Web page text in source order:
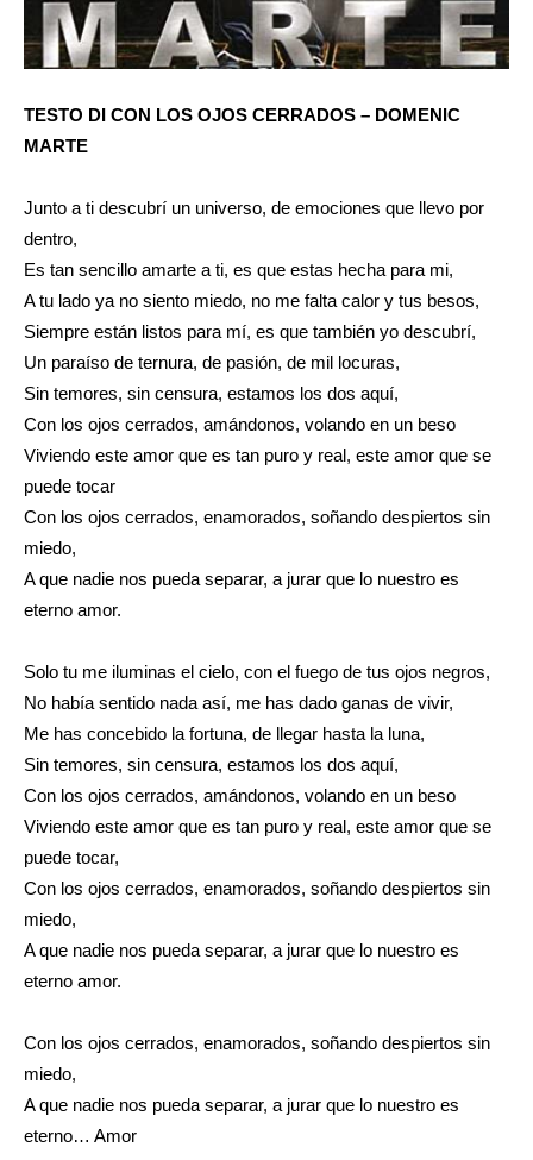
TESTO DI CON LOS OJOS CERRADOS – DOMENIC
MARTE
Junto a ti descubrí un universo, de emociones que llevo por
dentro,
Es tan sencillo amarte a ti, es que estas hecha para mi,
A tu lado ya no siento miedo, no me falta calor y tus besos,
Siempre están listos para mí, es que también yo descubrí,
Un paraíso de ternura, de pasión, de mil locuras,
Sin temores, sin censura, estamos los dos aquí,
Con los ojos cerrados, amándonos, volando en un beso
Viviendo este amor que es tan puro y real, este amor que se
puede tocar
Con los ojos cerrados, enamorados, soñando despiertos sin
miedo,
A que nadie nos pueda separar, a jurar que lo nuestro es
eterno amor.
Solo tu me iluminas el cielo, con el fuego de tus ojos negros,
No había sentido nada así, me has dado ganas de vivir,
Me has concebido la fortuna, de llegar hasta la luna,
Sin temores, sin censura, estamos los dos aquí,
Con los ojos cerrados, amándonos, volando en un beso
Viviendo este amor que es tan puro y real, este amor que se
puede tocar,
Con los ojos cerrados, enamorados, soñando despiertos sin
miedo,
A que nadie nos pueda separar, a jurar que lo nuestro es
eterno amor.
Con los ojos cerrados, enamorados, soñando despiertos sin
miedo,
A que nadie nos pueda separar, a jurar que lo nuestro es
eterno… Amor